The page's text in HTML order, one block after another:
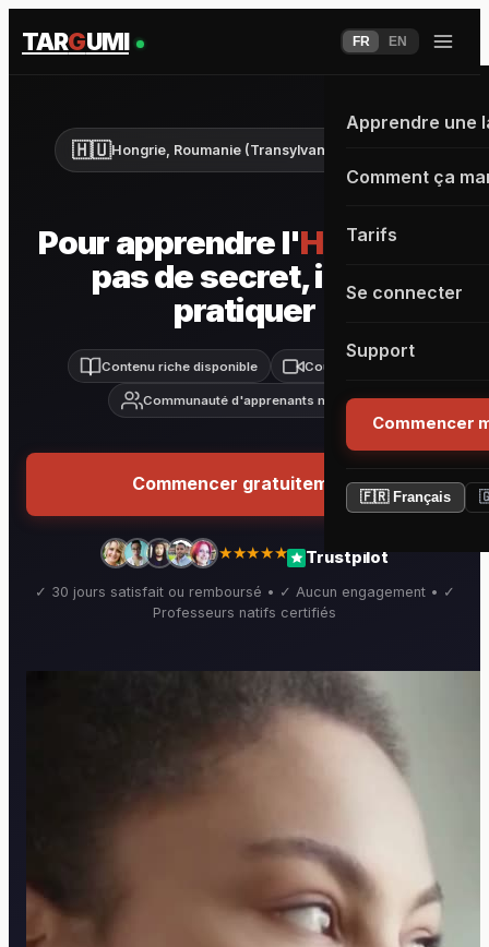
TARGUMI FR EN
Apprendre une
Comment ça
Tarifs
Se connecter
Support
Commencer
🇫🇷 Français
🇭🇺Hongrie, Roumanie (Transylvanie), Slovaquie
Pour apprendre l'Hongrois
pas de secret, il faut
pratiquer
Contenu riche disponible Cours live inclus
Communauté d'apprenants motivés
Commencer gratuitement
★★★★★ Trustpilot
✓ 30 jours satisfait ou remboursé • ✓ Aucun engagement • ✓
Professeurs natifs certifiés